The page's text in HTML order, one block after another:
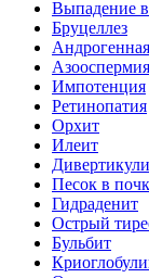
Выпадение
Бруцеллез
Азооспермия
Импотенция
Ретинопатия
Орхит
Илеит
Песок в
Гидраденит
Острый
Бульбит